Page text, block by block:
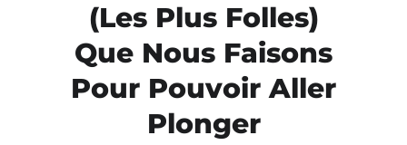
(les Plus Folles)
Que Nous Faisons
Pour Pouvoir Aller
Plonger